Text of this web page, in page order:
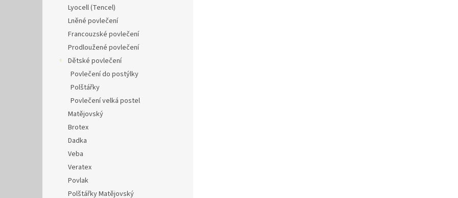
Lyocell (Tencel)
Lněné povlečení
Francouzské povlečení
Prodloužené povlečení
Dětské povlečení
Povlečení do postýlky
Polštářky
Povlečení velká postel
Matějovský
Brotex
Dadka
Veba
Veratex
Povlak
Polštářky Matějovský